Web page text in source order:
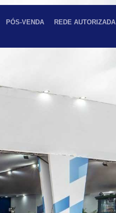
PÓS-VENDA REDE AUTORIZADA